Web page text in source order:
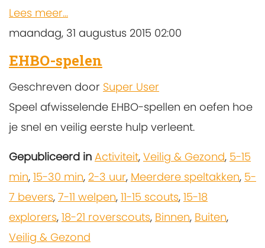
Lees meer...
maandag, 31 augustus 2015 02:00
EHBO-spelen
Geschreven door Super User
Speel afwisselende EHBO-spellen en oefen hoe
je snel en veilig eerste hulp verleent.
Gepubliceerd in Activiteit, Veilig & Gezond, 5-15
min, 15-30 min, 2-3 uur, Meerdere speltakken, 5-
7 bevers, 7-11 welpen, 11-15 scouts, 15-18
explorers, 18-21 roverscouts, Binnen, Buiten,
Veilig & Gezond